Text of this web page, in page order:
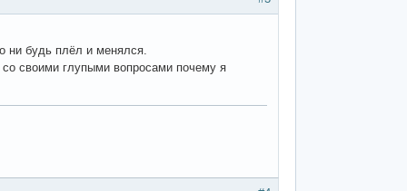
ни будь плёл и менялся.
своими глупыми вопросами почему я